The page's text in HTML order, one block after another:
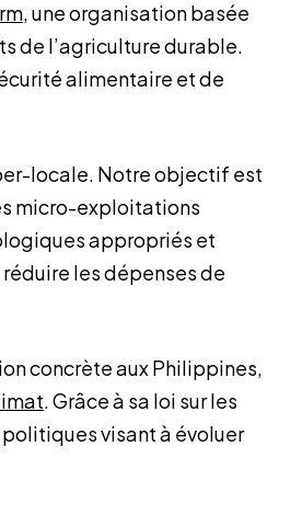
, une organisation basée
de l’agriculture durable.
alimentaire et de
locale. Notre objectif est
micro-exploitations
appropriés et
les dépenses de
concrète aux Philippines,
. Grâce à sa loi sur les
visant à évoluer